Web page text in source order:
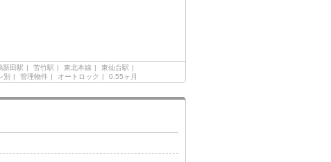
新田駅 苦竹駅 東北本線
東仙台駅
別 管理物件 オートロック 0.55ヶ月